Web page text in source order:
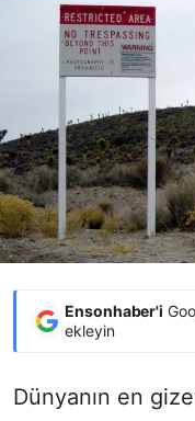
Ensonhaber'i
ekleyin
Dünyanın en